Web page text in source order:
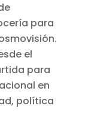
para
el
para
en
política